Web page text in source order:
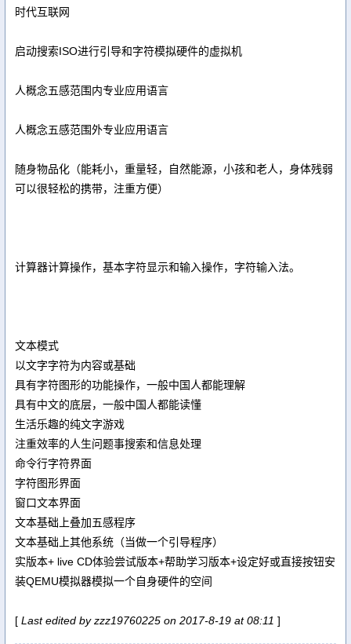
时代互联网
启动搜索ISO进行引导和字符模拟硬件的虚拟机
人概念五感范围内专业应用语言
人概念五感范围外专业应用语言
随身物品化（能耗小，重量轻，自然能源，小孩和老人，身体残弱
可以很轻松的携带，注重方便）
计算器计算操作，基本字符显示和输入操作，字符输入法。
文本模式
以文字字符为内容或基础
具有字符图形的功能操作，一般中国人都能理解
具有中文的底层，一般中国人都能读懂
生活乐趣的纯文字游戏
注重效率的人生问题事搜索和信息处理
命令行字符界面
字符图形界面
窗口文本界面
文本基础上叠加五感程序
文本基础上其他系统（当做一个引导程序）
实版本+ live CD体验尝试版本+帮助学习版本+设定好或直接按钮安
装QEMU模拟器模拟一个自身硬件的空间
[ Last edited by zzz19760225 on 2017-8-19 at 08:11 ]